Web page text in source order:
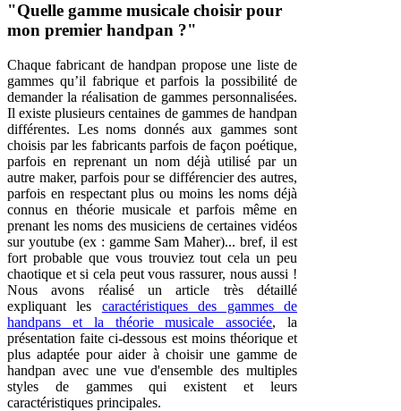
"Quelle gamme musicale choisir pour
mon premier handpan ?"
Chaque fabricant de handpan propose une liste de
gammes qu’il fabrique et parfois la possibilité de
demander la réalisation de gammes personnalisées.
Il existe plusieurs centaines de gammes de handpan
différentes. Les noms donnés aux gammes sont
choisis par les fabricants parfois de façon poétique,
parfois en reprenant un nom déjà utilisé par un
autre maker, parfois pour se différencier des autres,
parfois en respectant plus ou moins les noms déjà
connus en théorie musicale et parfois même en
prenant les noms des musiciens de certaines vidéos
sur youtube (ex : gamme Sam Maher)... bref, il est
fort probable que vous trouviez tout cela un peu
chaotique et si cela peut vous rassurer, nous aussi !
Nous avons réalisé un article très détaillé
expliquant les caractéristiques des gammes de
handpans et la théorie musicale associée, la
présentation faite ci-dessous est moins théorique et
plus adaptée pour aider à choisir une gamme de
handpan avec une vue d'ensemble des multiples
styles de gammes qui existent et leurs
caractéristiques principales.